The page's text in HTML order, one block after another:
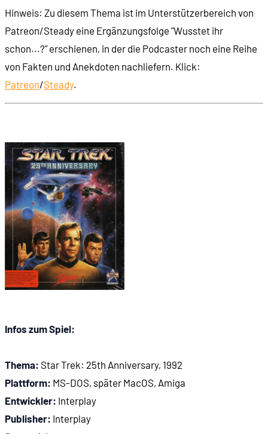
01:00:36 Captain Kirk wird bewertet
01:11:41
01:21:20 Die finale Mission des ersten Spiels
01:25:39 Judgment Rites
01:27:15 Gestaltung und Grafik
01:32:16 Story-Bocksprünge
01:37:38
Hinweis: Zu diesem Thema ist im Unterstützerbereich von
Patreon/Steady eine Ergänzungsfolge "Wusstet ihr
schon...?" erschienen, in der die Podcaster noch eine Reihe
von Fakten und Anekdoten nachliefern. Klick:
Patreon/Steady.
Infos zum Spiel:
Thema: Star Trek: 25th Anniversary, 1992
Plattform: MS-DOS, später MacOS, Amiga
Entwickler: Interplay
Publisher: Interplay